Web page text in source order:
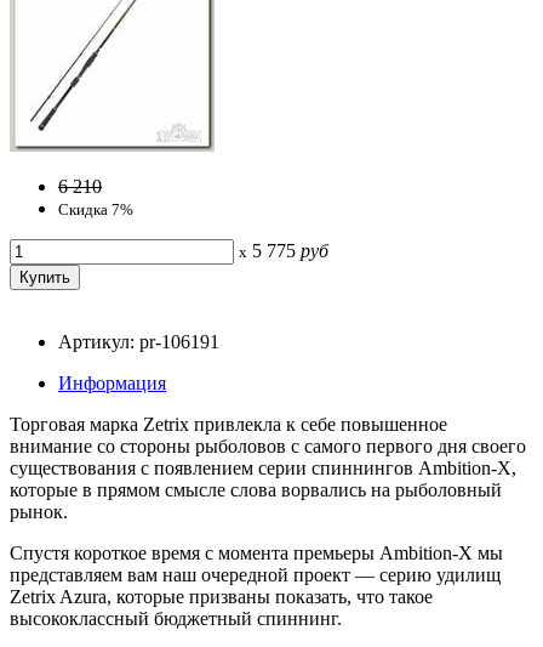
6 210
Скидка 7%
x 5 775 руб
Артикул: pr-106191
Информация
Торговая марка Zetrix привлекла к себе повышенное
внимание со стороны рыболовов с самого первого дня своего
существования с появлением серии спиннингов Ambition-X,
которые в прямом смысле слова ворвались на рыболовный
рынок.
Спустя короткое время с момента премьеры Ambition-X мы
представляем вам наш очередной проект — серию удилищ
Zetrix Azura, которые призваны показать, что такое
высококлассный бюджетный спиннинг.